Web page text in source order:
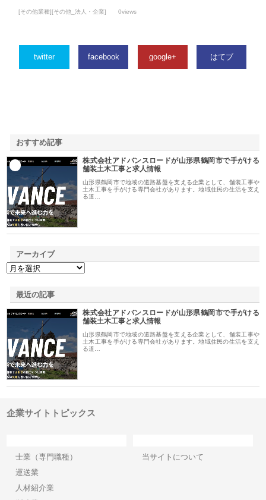
[その他業種][その他_法人・企業] 0views
twitter facebook google+ はてブ
おすすめ記事
株式会社アドバンスロードが山形県鶴岡市で手がける
舗装土木工事と求人情報
山形県鶴岡市で地域の道路基盤を支える企業として、舗装工事や
土木工事を手がける専門会社があります。地域住民の生活を支え
る道…
アーカイブ
最近の記事
株式会社アドバンスロードが山形県鶴岡市で手がける
舗装土木工事と求人情報
山形県鶴岡市で地域の道路基盤を支える企業として、舗装工事や
土木工事を手がける専門会社があります。地域住民の生活を支え
る道…
企業サイトトピックス
士業（専門職種）
運送業
人材紹介業
当サイトについて